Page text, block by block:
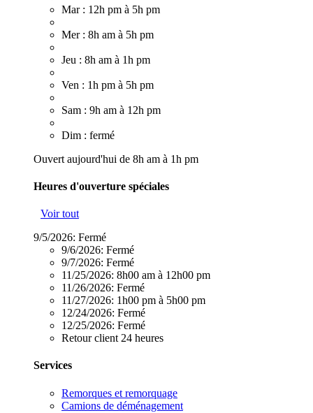
Mar : 12h pm à 5h pm
Mer : 8h am à 5h pm
Jeu : 8h am à 1h pm
Ven : 1h pm à 5h pm
Sam : 9h am à 12h pm
Dim : fermé
Ouvert aujourd'hui de 8h am à 1h pm
Heures d'ouverture spéciales
Voir tout
9/5/2026: Fermé
9/6/2026: Fermé
9/7/2026: Fermé
11/25/2026: 8h00 am à 12h00 pm
11/26/2026: Fermé
11/27/2026: 1h00 pm à 5h00 pm
12/24/2026: Fermé
12/25/2026: Fermé
Retour client 24 heures
Services
Remorques et remorquage
Camions de déménagement